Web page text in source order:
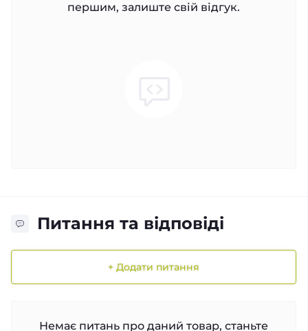
першим, залиште свій відгук.
Питання та відповіді
+ Додати питання
Немає питань про даний товар, станьте